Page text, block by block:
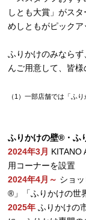
しとも大賞」がス
めしともがピックア
ふりかけのみなら
んご用意して、皆
（1）一部店舗では「ふ
ふりかけの壁®・ふ
2024年3月 KITANO
用コーナーを設置
2024年4月～ ショ
®」「ふりかけの世
2025年 ふりかけの